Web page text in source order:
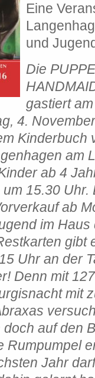
Eine
und
Die
gastiert
4.
Kinderbuch
am
ab 4
15.30 Uhr.
ab
im
gibt
Uhr an der
Denn mit
mit
auf den
Rumpumpel
Jahr